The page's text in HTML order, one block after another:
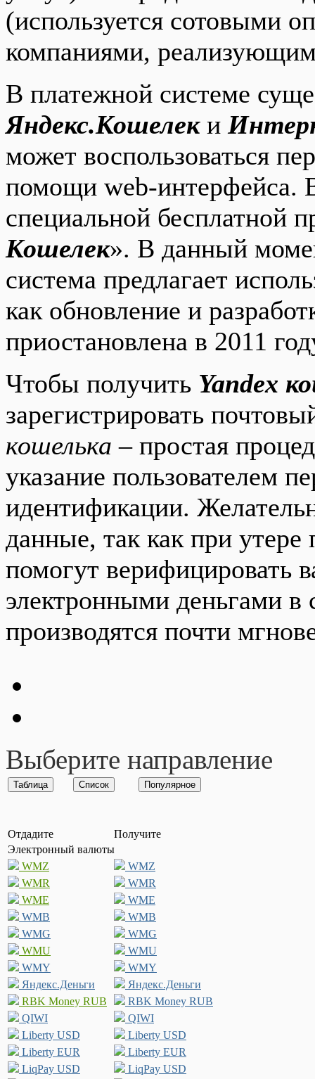
(используется сотовыми
компаниями,
В платежной системе
Яндекс.Кошелеки
может воспользоваться
помощи web-
специальной бесплатной
Кошелек». В данный
система предлагает
как обновление и
приостановлена в 2011
Чтобы получить Yandex
зарегистрировать
кошелька – простая
указание пользователем
идентификации.
данные, так как при
помогут верифицировать
электронными деньгами в
производятся почти
Выберите направление
Отдадите
Получите
Электронный валюты
WMZ
WMZ
WMR
WMR
WME
WME
WMB
WMB
WMG
WMG
WMU
WMU
WMY
WMY
Яндекс.Деньги
Яндекс.Деньги
RBK Money RUB
RBK Money RUB
QIWI
QIWI
Liberty USD
Liberty USD
Liberty EUR
Liberty EUR
LiqPay USD
LiqPay USD